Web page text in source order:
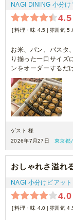
NAGI DINING 小分け
4.5
料理・味 4.5 雰囲気
お米、パン、パスタ
り揃った一口サイズ
ンをオーダーするだ
ゲスト 様
2026年7月27日
東京都
おしゃれさ溢れ
NAGI 小分けピアッ
4.0
料理・味 4.0 雰囲気